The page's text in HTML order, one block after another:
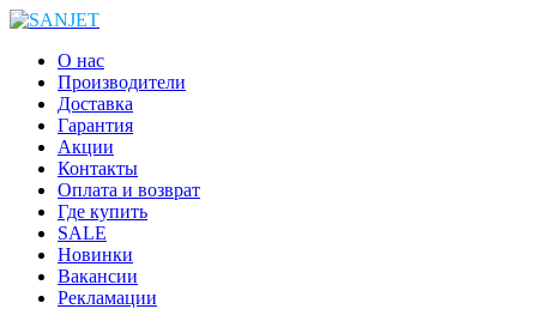
О нас
Производители
Доставка
Гарантия
Акции
Контакты
Оплата и возврат
Где купить
SALE
Новинки
Вакансии
Рекламации